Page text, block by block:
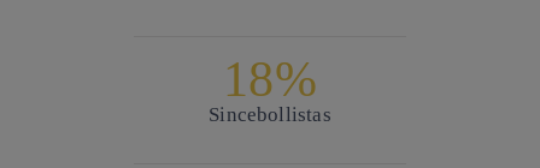
18%
Sincebollistas